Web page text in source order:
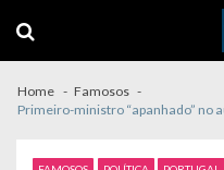
navigation
content
Home
Famosos
Primeiro-ministro “apanhado” no